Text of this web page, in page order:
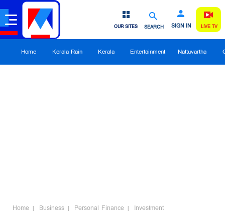
SEARCH SIGN IN
OUR SITES LIVE TV
Home Kerala Rain Kerala Entertainment Nattuvartha
Home Business Personal Finance Investment